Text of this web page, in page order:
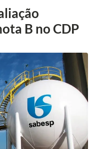
B no CDP